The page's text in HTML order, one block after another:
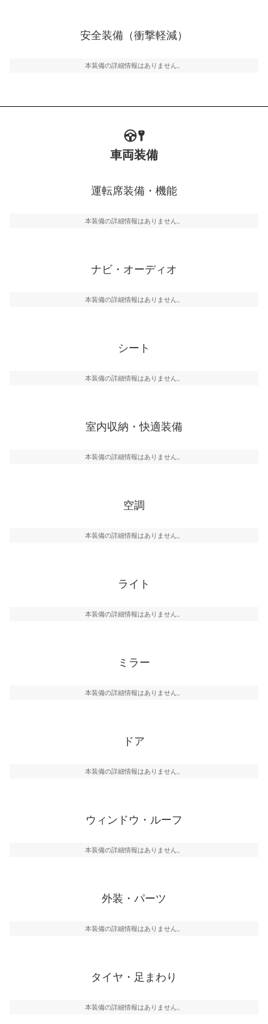
万が一車体が衝撃を受けたときに、運転者・同乗者を守
るSRSエアバッグシステム、プリテンショナーシートベ
安全装備（衝撃軽減）
本装備の詳細情報はありません。
車両装備
運転席装備・機能
本装備の詳細情報はありません。
ナビ・オーディオ
本装備の詳細情報はありません。
シート
本装備の詳細情報はありません。
室内収納・快適装備
本装備の詳細情報はありません。
空調
本装備の詳細情報はありません。
ライト
本装備の詳細情報はありません。
ミラー
本装備の詳細情報はありません。
ドア
本装備の詳細情報はありません。
ウィンドウ・ルーフ
本装備の詳細情報はありません。
外装・パーツ
本装備の詳細情報はありません。
タイヤ・足まわり
本装備の詳細情報はありません。